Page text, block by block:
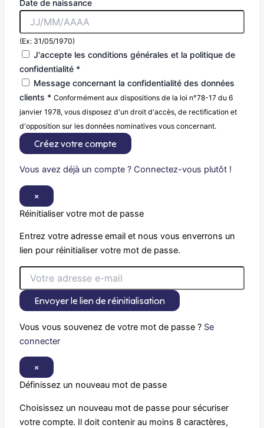
Date de naissance
(Ex: 31/05/1970)
J'accepte les conditions générales et la politique de
confidentialité *
Message concernant la confidentialité des données
clients * Conformément aux dispositions de la loi n°78-17 du 6
janvier 1978, vous disposez d'un droit d'accès, de rectification et
d'opposition sur les données nominatives vous concernant.
Créez votre compte
Vous avez déjà un compte ? Connectez-vous plutôt !
×
Réinitialiser votre mot de passe
Entrez votre adresse email et nous vous enverrons un
lien pour réinitialiser votre mot de passe.
Envoyer le lien de réinitialisation
Vous vous souvenez de votre mot de passe ? Se
connecter
×
Définissez un nouveau mot de passe
Choisissez un nouveau mot de passe pour sécuriser
votre compte. Il doit contenir au moins 8 caractères,